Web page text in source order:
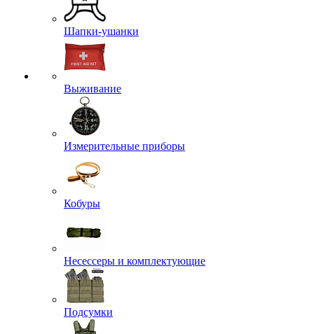
Шапки-ушанки
Выживание
Измерительные приборы
Кобуры
Несессеры и комплектующие
Подсумки